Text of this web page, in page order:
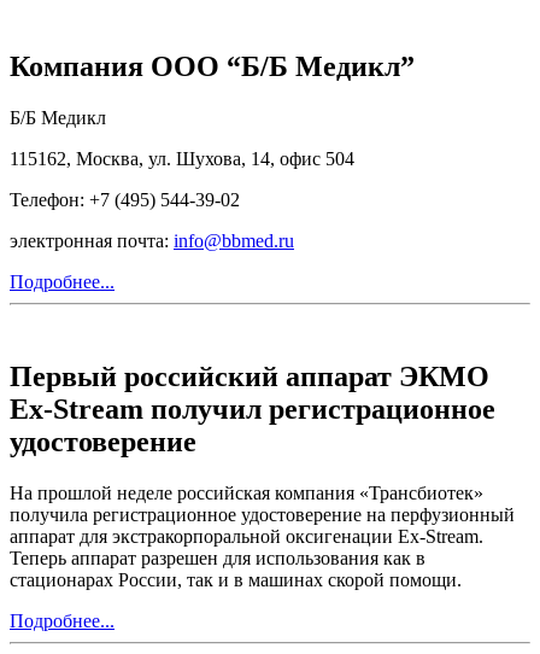
Компания ООО “Б/Б Медикл”
Б/Б Медикл
115162, Москва, ул. Шухова, 14, офис 504
Телефон: +7 (495) 544-39-02
электронная почта: info@bbmed.ru
Подробнее...
Первый российский аппарат ЭКМО
Ex-Stream получил регистрационное
удостоверение
На прошлой неделе российская компания «Трансбиотек»
получила регистрационное удостоверение на перфузионный
аппарат для экстракорпоральной оксигенации Ex-Stream.
Теперь аппарат разрешен для использования как в
стационарах России, так и в машинах скорой помощи.
Подробнее...